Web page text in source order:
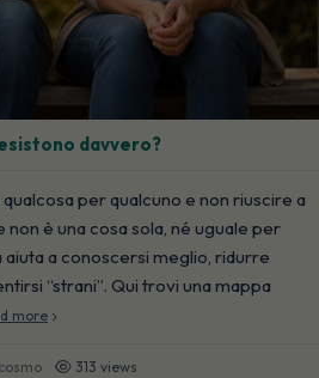
davvero?
per qualcuno e non riuscire a
non è una cosa sola, né uguale per
a conoscersi meglio, ridurre
“strani”. Qui trovi una mappa
more
313 views